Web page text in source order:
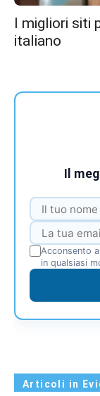
I migliori siti
italiano
Il
Acconsento
in qualsiasi
Articoli in